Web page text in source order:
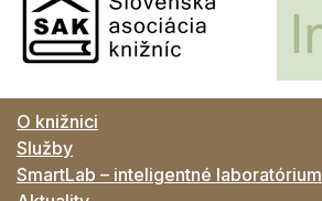
O knižnici
Služby
SmartLab – inteligentné laboratórium